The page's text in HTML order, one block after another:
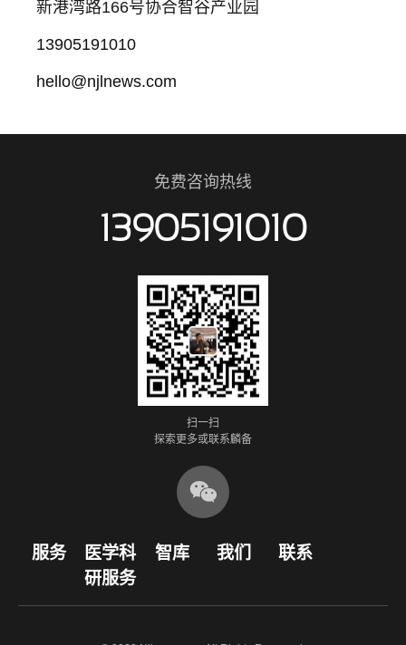
新港湾路166号协合智谷产业园
13905191010
hello@njlnews.com
免费咨询热线
13905191010
扫一扫
探索更多或联系麟备

服务
医学科
研服务
智库 我们 联系